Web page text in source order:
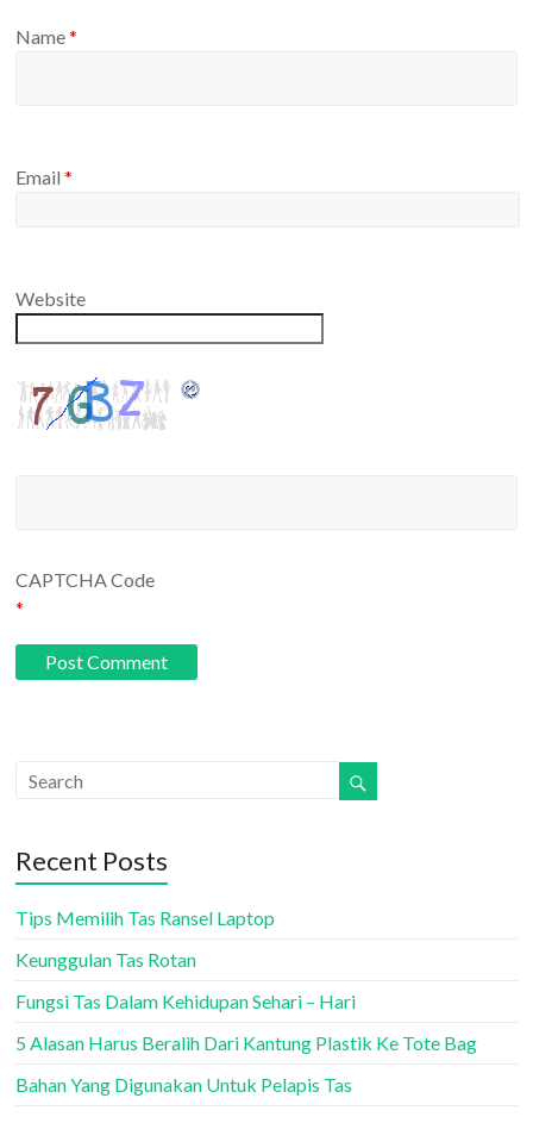
Name*
Email*
Website
CAPTCHA Code
*
Recent Posts
Tips Memilih Tas Ransel Laptop
Keunggulan Tas Rotan
Fungsi Tas Dalam Kehidupan Sehari – Hari
5 Alasan Harus Beralih Dari Kantung Plastik Ke Tote Bag
Bahan Yang Digunakan Untuk Pelapis Tas